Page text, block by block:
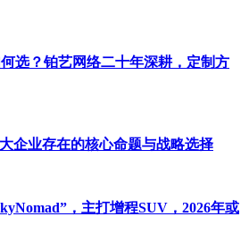
不容忽视的一环。一个完善的售后服
，包括维修技术水平、服务态度以及
良好的售后服务能够确保在车辆出现
时、有效的解决，从而减少后顾之
参考，不涉投资建议，使用风险自
「小金鲤」中解锁。
选？铂艺网络二十年深耕，定制方
企业存在的核心命题与战略选择
，主打增程SUV，2026年或